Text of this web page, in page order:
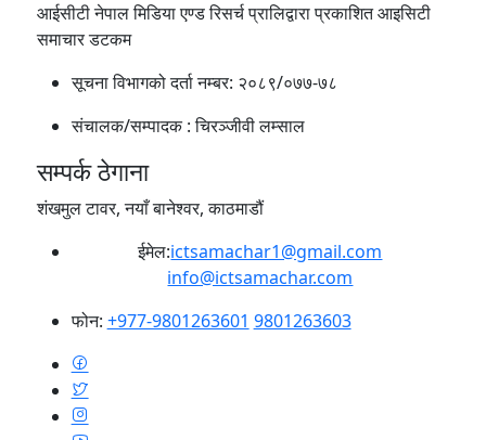
आईसीटी नेपाल मिडिया एण्ड रिसर्च प्रालिद्वारा प्रकाशित आइसिटी
समाचार डटकम
सूचना विभागको दर्ता नम्बर: २०८९/०७७-७८
संचालक/सम्पादक :चिरञ्जीवी लम्साल
सम्पर्क ठेगाना
शंखमुल टावर, नयाँ बानेश्वर, काठमाडौं
ईमेल:ictsamachar1@gmail.com
info@ictsamachar.com
फोन: +977-9801263601 9801263603